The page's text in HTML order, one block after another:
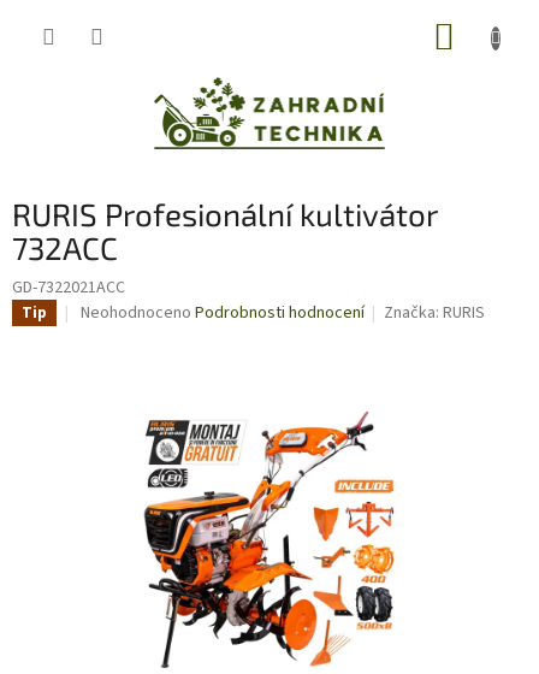
RURIS Profesionální kultivátor
732ACC
GD-7322021ACC
Tip
Průměrné
hvězdiček.
Neohodnoceno Podrobnosti hodnocení Značka:RURIS